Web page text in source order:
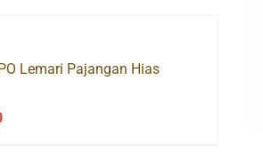
Lemari Pajangan Hias